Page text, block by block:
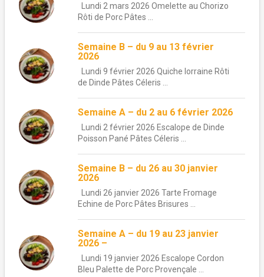
Lundi 2 mars 2026 Omelette au Chorizo
Rôti de Porc Pâtes ...
Semaine B – du 9 au 13 février
2026
Lundi 9 février 2026 Quiche lorraine Rôti
de Dinde Pâtes Céleris ...
Semaine A – du 2 au 6 février 2026
Lundi 2 février 2026 Escalope de Dinde
Poisson Pané Pâtes Céleris ...
Semaine B – du 26 au 30 janvier
2026
Lundi 26 janvier 2026 Tarte Fromage
Echine de Porc Pâtes Brisures ...
Semaine A – du 19 au 23 janvier
2026 –
Lundi 19 janvier 2026 Escalope Cordon
Bleu Palette de Porc Provençale ...